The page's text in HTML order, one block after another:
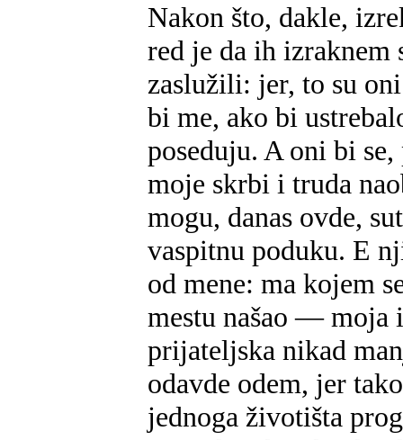
Nakon što, dakle,
red je da ih
zaslužili: jer, to su
bi me, ako bi
poseduju. A oni bi
moje skrbi i truda
mogu, danas ovde,
vaspitnu poduku. E
od mene: ma kojem
mestu našao — moja
prijateljska nikad
odavde odem, jer
jednoga životišta